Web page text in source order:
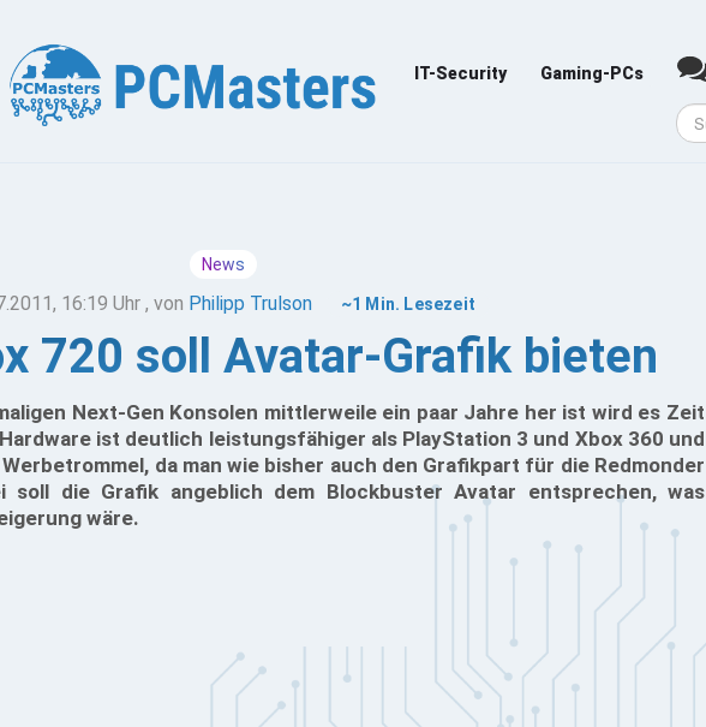
IT-Security Gaming-PCs
News
16:19 Uhr , von Philipp Trulson ~1 Min. Lesezeit
720 soll Avatar-Grafik bieten
Next-Gen Konsolen mittlerweile ein paar Jahre her ist wird es Zeit
ist deutlich leistungsfähiger als PlayStation 3 und Xbox 360 und
da man wie bisher auch den Grafikpart für die Redmonder
soll die Grafik angeblich dem Blockbuster Avatar entsprechen, was
wäre.